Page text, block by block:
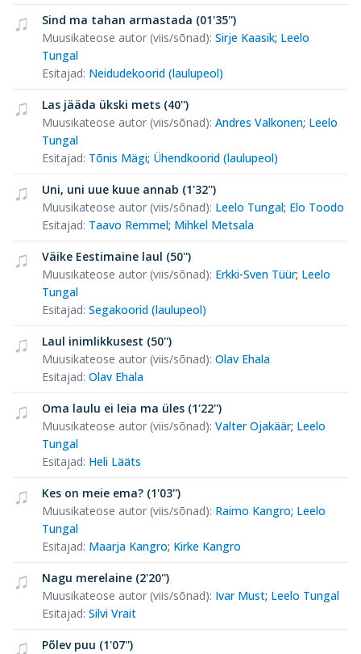
Sind ma tahan armastada (01'35'')
Muusikateose autor (viis/sõnad): Sirje Kaasik; Leelo
Tungal
Esitajad: Neidudekoorid (laulupeol)
Las jääda ükski mets (40'')
Muusikateose autor (viis/sõnad): Andres Valkonen; Leelo
Tungal
Esitajad: Tõnis Mägi; Ühendkoorid (laulupeol)
Uni, uni uue kuue annab (1'32'')
Muusikateose autor (viis/sõnad): Leelo Tungal; Elo Toodo
Esitajad: Taavo Remmel; Mihkel Metsala
Väike Eestimaine laul (50'')
Muusikateose autor (viis/sõnad): Erkki-Sven Tüür; Leelo
Tungal
Esitajad: Segakoorid (laulupeol)
Laul inimlikkusest (50'')
Muusikateose autor (viis/sõnad): Olav Ehala
Esitajad: Olav Ehala
Oma laulu ei leia ma üles (1'22'')
Muusikateose autor (viis/sõnad): Valter Ojakäär; Leelo
Tungal
Esitajad: Heli Lääts
Kes on meie ema? (1'03'')
Muusikateose autor (viis/sõnad): Raimo Kangro; Leelo
Tungal
Esitajad: Maarja Kangro; Kirke Kangro
Nagu merelaine (2'20'')
Muusikateose autor (viis/sõnad): Ivar Must; Leelo Tungal
Esitajad: Silvi Vrait
Põlev puu (1'07'')